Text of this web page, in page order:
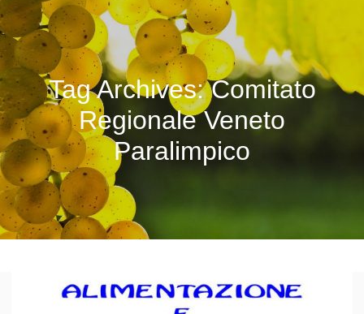
Tag Archives:Comitato
Regionale Veneto
Paralimpico